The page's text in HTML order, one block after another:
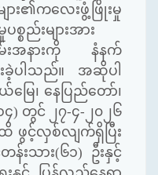
ား၏ကလေးဖွံ့ဖြိုးမှု
ည်းများအား
းအနားကို နံနက်
ခဲ့ပါသည်။ အဆိုပါ
ေ၊ နေပြည်တော်၊
) တွင် ၂၇-၄-၂၀၂၆
ဖွင့်လှစ်လျက်ရှိပြီး
န်းသား(၆၁) ဦးနှင့်